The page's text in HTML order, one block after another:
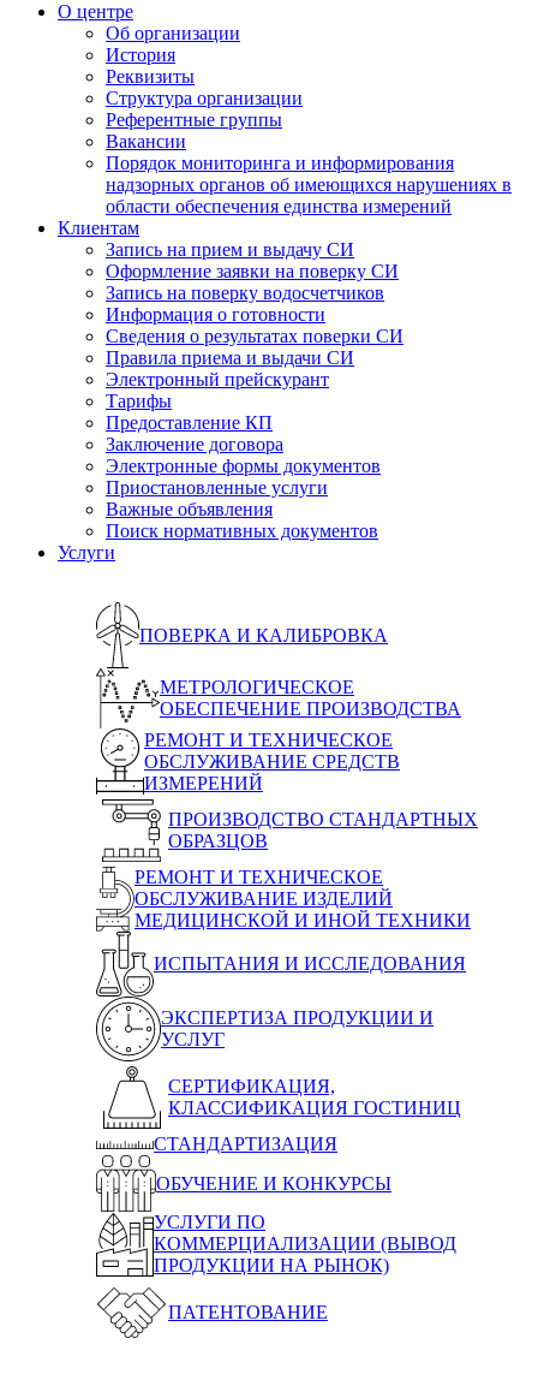
О центре
Об организации
История
Реквизиты
Структура организации
Референтные группы
Вакансии
Порядок мониторинга и информирования
надзорных органов об имеющихся нарушениях в
области обеспечения единства измерений
Клиентам
Запись на прием и выдачу СИ
Оформление заявки на поверку СИ
Запись на поверку водосчетчиков
Информация о готовности
Сведения о результатах поверки СИ
Правила приема и выдачи СИ
Электронный прейскурант
Тарифы
Предоставление КП
Заключение договора
Электронные формы документов
Приостановленные услуги
Важные объявления
Поиск нормативных документов
Услуги
ПОВЕРКА И КАЛИБРОВКА
МЕТРОЛОГИЧЕСКОЕ
ОБЕСПЕЧЕНИЕ ПРОИЗВОДСТВА
РЕМОНТ И ТЕХНИЧЕСКОЕ
ОБСЛУЖИВАНИЕ СРЕДСТВ
ИЗМЕРЕНИЙ
ПРОИЗВОДСТВО СТАНДАРТНЫХ
ОБРАЗЦОВ
РЕМОНТ И ТЕХНИЧЕСКОЕ
ОБСЛУЖИВАНИЕ ИЗДЕЛИЙ
МЕДИЦИНСКОЙ И ИНОЙ ТЕХНИКИ
ИСПЫТАНИЯ И ИССЛЕДОВАНИЯ
ЭКСПЕРТИЗА ПРОДУКЦИИ И
УСЛУГ
СЕРТИФИКАЦИЯ,
КЛАССИФИКАЦИЯ ГОСТИНИЦ
СТАНДАРТИЗАЦИЯ
ОБУЧЕНИЕ И КОНКУРСЫ
УСЛУГИ ПО
КОММЕРЦИАЛИЗАЦИИ (ВЫВОД
ПРОДУКЦИИ НА РЫНОК)
ПАТЕНТОВАНИЕ